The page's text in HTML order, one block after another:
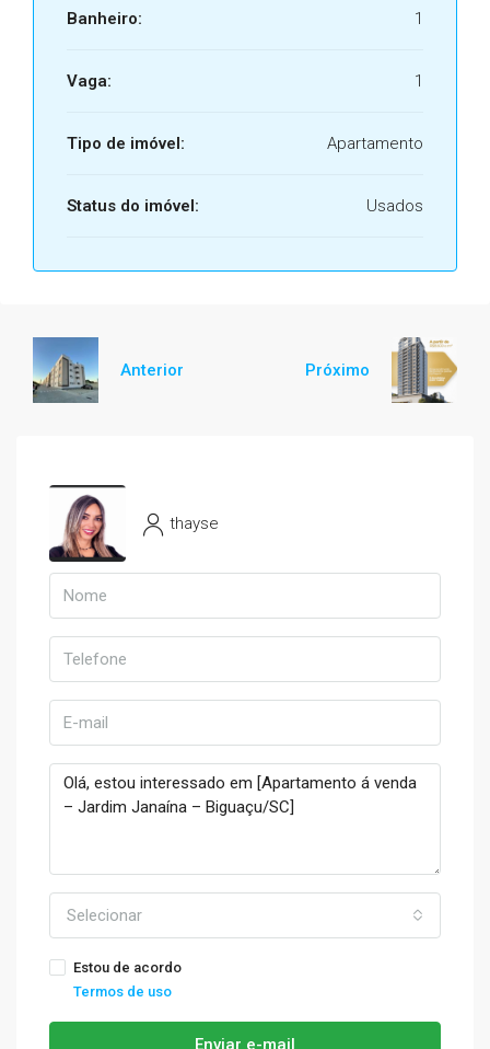
Banheiro: 1
Vaga: 1
Tipo de imóvel: Apartamento
Status do imóvel: Usados
Anterior Próximo
thayse
Selecionar
Estou de acordo
Termos de uso
Enviar e-mail